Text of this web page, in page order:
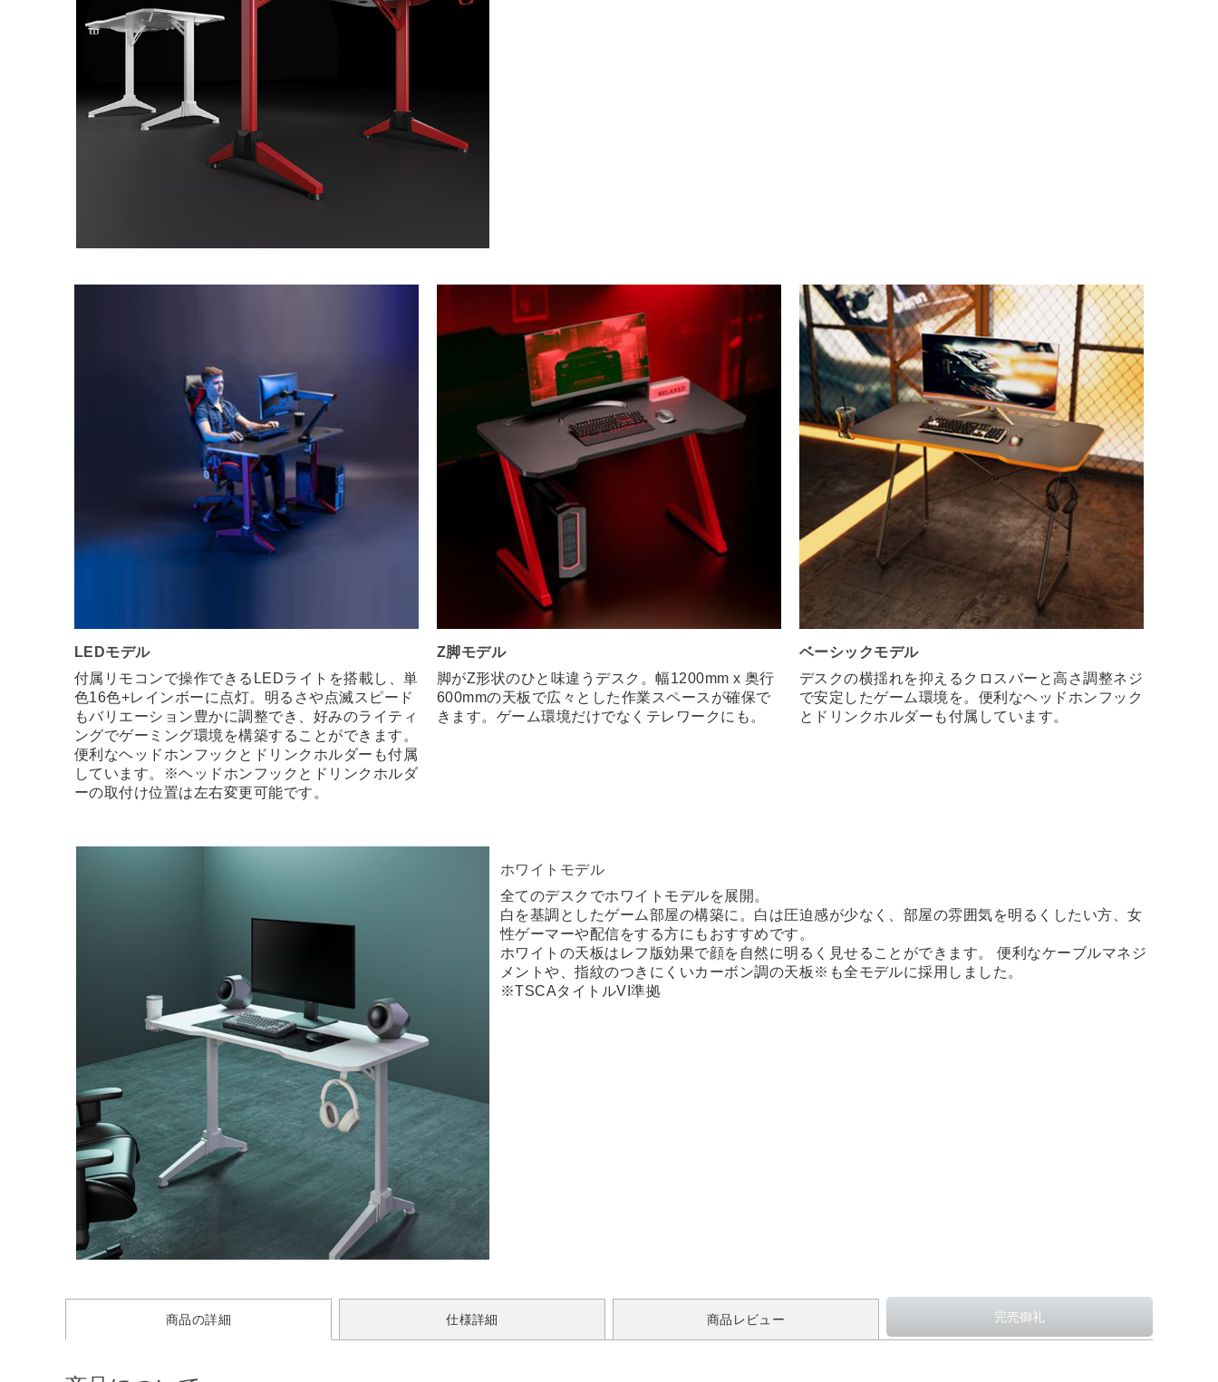
LEDモデル
付属リモコンで操作できるLEDライトを搭載し、単
色16色+レインボーに点灯。明るさや点滅スピード
もバリエーション豊かに調整でき、好みのライティ
ングでゲーミング環境を構築することができます。
便利なヘッドホンフックとドリンクホルダーも付属
しています。※ヘッドホンフックとドリンクホルダ
ーの取付け位置は左右変更可能です。
Z脚モデル
脚がZ形状のひと味違うデスク。幅1200mm x 奥行
600mmの天板で広々とした作業スペースが確保で
きます。ゲーム環境だけでなくテレワークにも。
ベーシックモデル
デスクの横揺れを抑えるクロスバーと高さ調整ネジ
で安定したゲーム環境を。便利なヘッドホンフック
とドリンクホルダーも付属しています。
ホワイトモデル
全てのデスクでホワイトモデルを展開。
白を基調としたゲーム部屋の構築に。白は圧迫感が少なく、部屋の雰囲気を明るくしたい方、女
性ゲーマーや配信をする方にもおすすめです。
ホワイトの天板はレフ版効果で顔を自然に明るく見せることができます。 便利なケーブルマネジ
メントや、指紋のつきにくいカーボン調の天板※も全モデルに採用しました。
※TSCAタイトルVI準拠
商品の詳細 仕様詳細 商品レビュー